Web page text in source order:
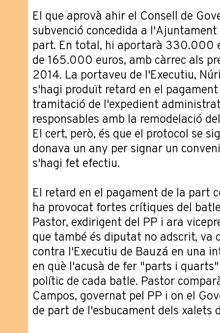
El que aprovà ahir el Consell de
subvenció concedida a
part. En total, hi aportarà 330.000
de 165.000 euros, amb càrrec als
2014. La portaveu de l'Executiu,
s'hagi produït retard en el
tramitació de l'expedient
responsables amb la remodelació
El cert, però, és que el protocol se
donava un any per signar un
s'hagi fet efectiu.
El retard en el pagament de la part
ha provocat fortes crítiques del
Pastor, exdirigent del PP i ara
que també és diputat no adscrit, va
contra l'Executiu de Bauzá en una
en què l'acusà de fer "parts i
polític de cada batle. Pastor
Campos, governat pel PP i on el
de part de l'esbucament dels xalets